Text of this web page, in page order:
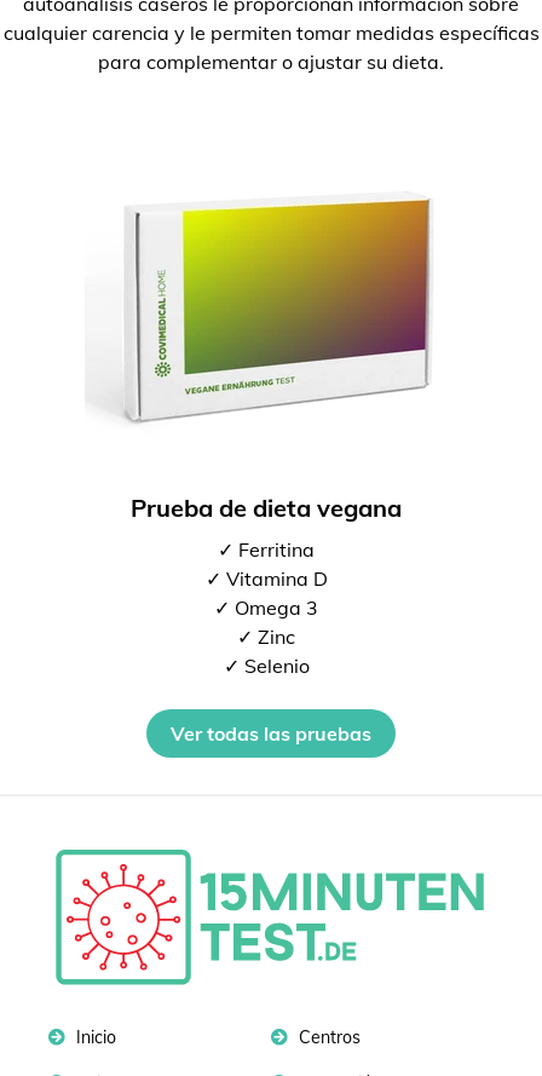
cualquier carencia y le permiten tomar medidas específicas
para complementar o ajustar su dieta.
Prueba de dieta vegana
✓ Ferritina
✓ Vitamina D
✓ Omega 3
✓ Zinc
✓ Selenio
Ver todas las pruebas
Inicio Centros